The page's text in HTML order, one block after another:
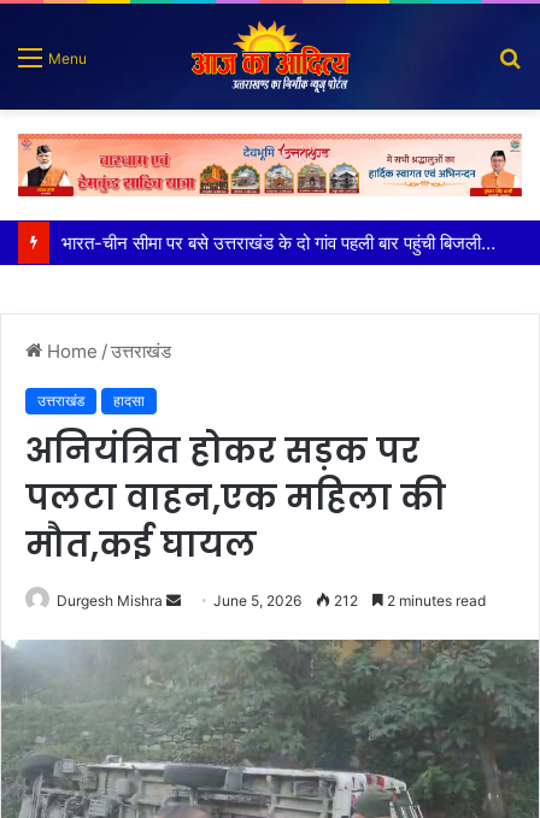
Menu
100 किडनी ट्रांसप्लांट की सफलता, हिम्स जौलीग्रांट ने बढ़ाया चिकित्सा सेवाओं का भरोसा
Home /उत्तराखंड
उत्तराखंड हादसा
अनियंत्रित होकर सड़क पर
पलटा वाहन,एक महिला की
मौत,कई घायल
Durgesh Mishra
Send June 5, 2026 212 2 minutes read